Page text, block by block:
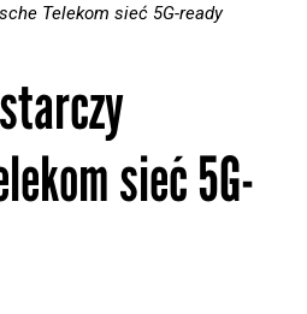
Telekom sieć 5G-ready
sieć 5G-